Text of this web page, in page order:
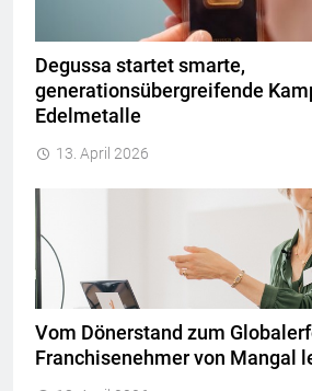
Degussa startet smarte,
generationsübergreifende
Edelmetalle
13. April 2026
Vom Dönerstand zum
Franchisenehmer von Mangal